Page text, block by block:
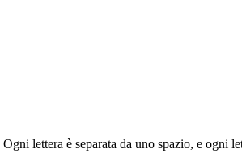
lettera è separata da uno spazio, e ogni